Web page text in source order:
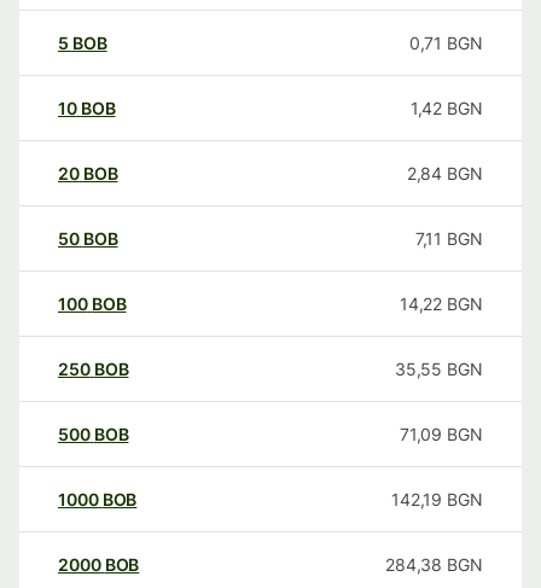
5 BOB 0,71 BGN
10 BOB 1,42 BGN
20 BOB 2,84 BGN
50 BOB 7,11 BGN
100 BOB 14,22 BGN
250 BOB 35,55 BGN
500 BOB 71,09 BGN
1000 BOB 142,19 BGN
2000 BOB 284,38 BGN